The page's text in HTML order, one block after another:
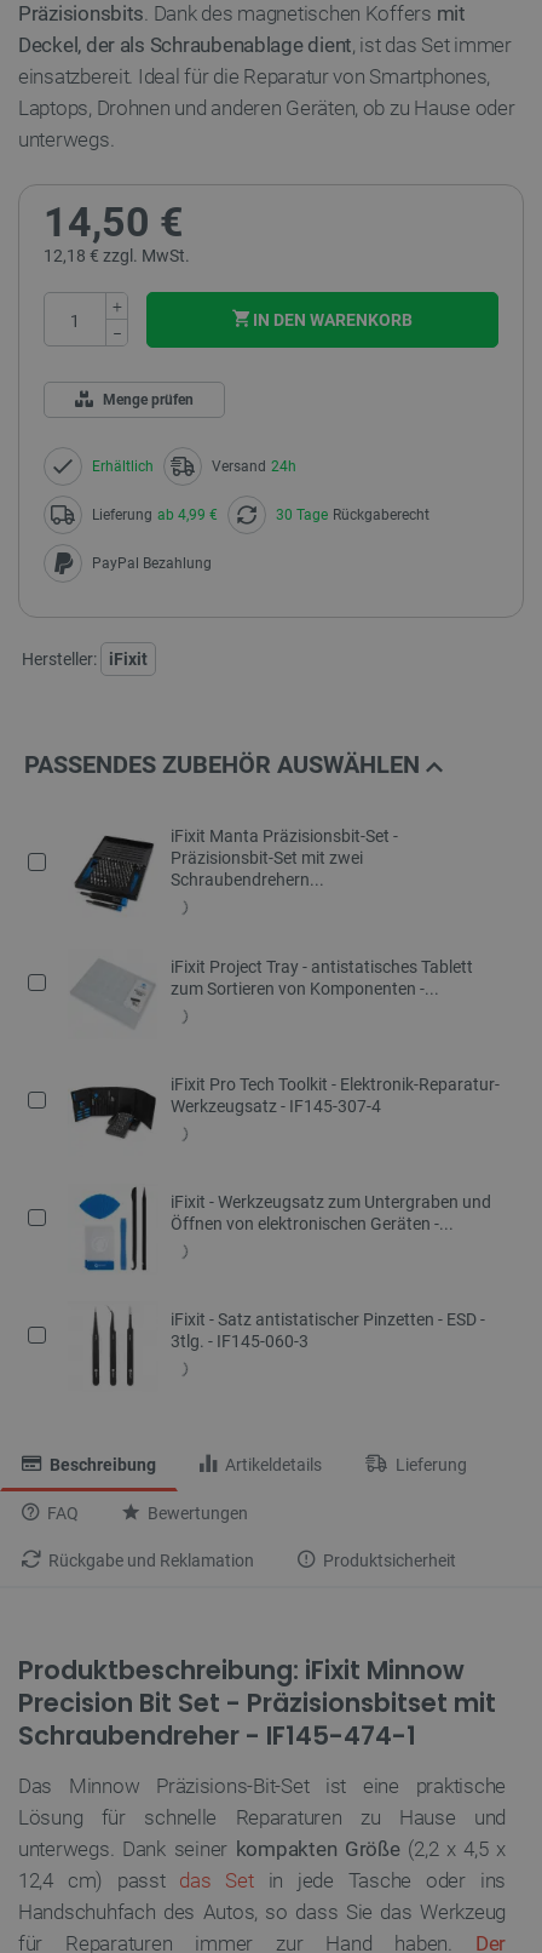
Präzisionsbits. Dank des magnetischen Koffers mit
Deckel, der als Schraubenablage dient, ist das Set immer
einsatzbereit. Ideal für die Reparatur von Smartphones,
Laptops, Drohnen und anderen Geräten, ob zu Hause oder
unterwegs.
14,50 €
12,18 € zzgl. MwSt.
+
−
IN DEN WARENKORB
Menge prüfen
Erhältlich Versand 24h
Lieferung ab 4,99 € 30 Tage Rückgaberecht
PayPal Bezahlung
Hersteller: iFixit
PASSENDES ZUBEHÖR AUSWÄHLEN
iFixit Manta Präzisionsbit-Set -
Präzisionsbit-Set mit zwei
Schraubendrehern...
iFixit Project Tray - antistatisches Tablett
zum Sortieren von Komponenten -...
iFixit Pro Tech Toolkit - Elektronik-Reparatur-
Werkzeugsatz - IF145-307-4
iFixit - Werkzeugsatz zum Untergraben und
Öffnen von elektronischen Geräten -...
iFixit - Satz antistatischer Pinzetten - ESD -
3tlg. - IF145-060-3
Beschreibung Artikeldetails Lieferung
FAQ Bewertungen
Rückgabe und Reklamation Produktsicherheit
Produktbeschreibung: iFixit Minnow
Precision Bit Set - Präzisionsbitset mit
Schraubendreher - IF145-474-1
Das Minnow Präzisions-Bit-Set ist eine praktische
Lösung für schnelle Reparaturen zu Hause und
unterwegs. Dank seiner kompakten Größe(2,2 x 4,5 x
12,4 cm) passt das Setin jede Tasche oder ins
Handschuhfach des Autos, so dass Sie das Werkzeug
für Reparaturen immer zur Hand haben. Der